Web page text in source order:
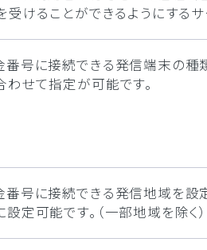
受けることができるようにする
号に接続できる発信端末の種
せて指定が可能です。
号に接続できる発信地域を設
定可能です。（一部地域を除く）